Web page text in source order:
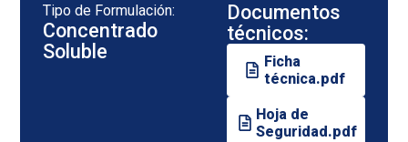
Tipo de Formulación:
Concentrado
Soluble
Documentos
técnicos:
Ficha
técnica.pdf
Hoja de
Seguridad.pdf